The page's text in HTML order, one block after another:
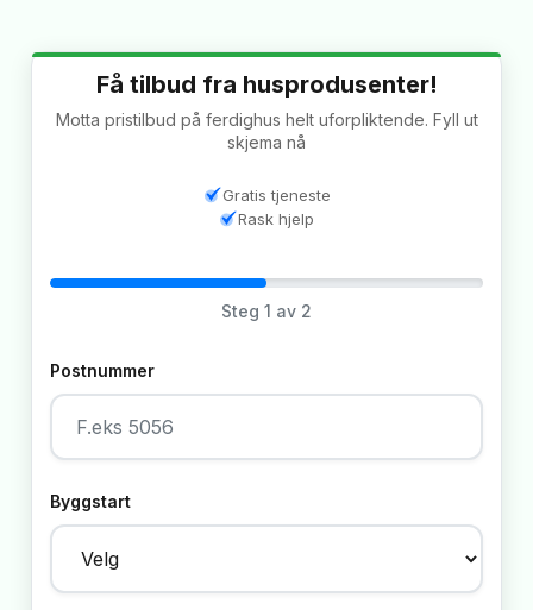
Få tilbud fra husprodusenter!
Motta pristilbud på ferdighus helt uforpliktende. Fyll ut
skjema nå
Gratis tjeneste
Rask hjelp
Steg 1 av 2
Postnummer
Byggstart